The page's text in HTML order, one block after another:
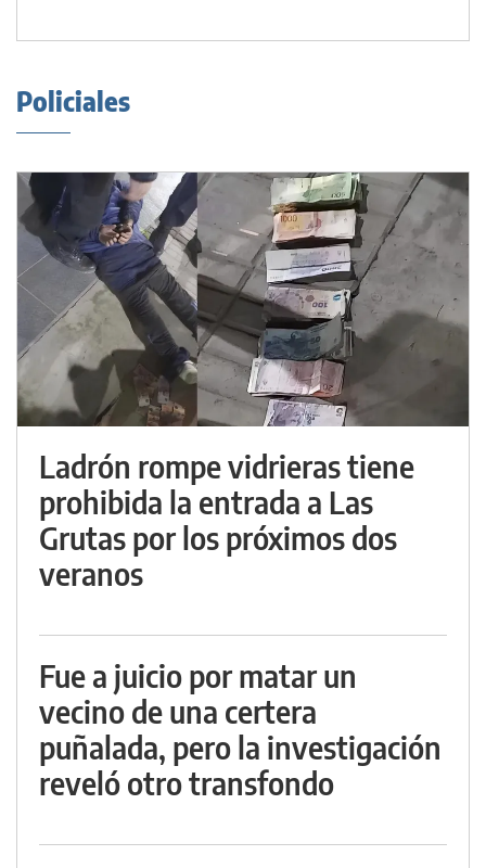
Policiales
Ladrón rompe vidrieras tiene
prohibida la entrada a Las
Grutas por los próximos dos
veranos
Fue a juicio por matar un
vecino de una certera
puñalada, pero la investigación
reveló otro transfondo